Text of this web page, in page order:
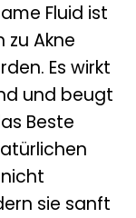
Fluid ist
zu Akne
Es wirkt
und beugt
Beste
sie sanft